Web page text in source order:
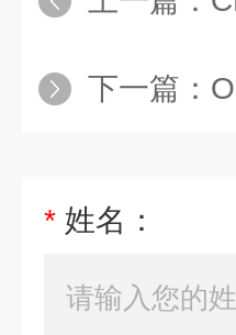
下一篇：
* 姓名：